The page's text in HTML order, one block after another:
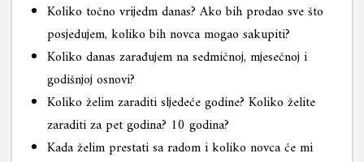
Koliko točno vrijedm danas? Ako bih prodao sve što
posjedujem, koliko bih novca mogao sakupiti?
Koliko danas zarađujem na sedmičnoj, mjesečnoj i
godišnjoj osnovi?
Koliko želim zaraditi sljedeće godine? Koliko želite
zaraditi za pet godina? 10 godina?
Kada želim prestati sa radom i koliko novca će mi